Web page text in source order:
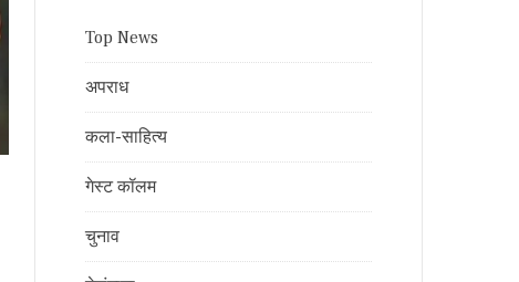
Top News
अपराध
कला-साहित्य
गेस्ट कॉलम
चुनाव